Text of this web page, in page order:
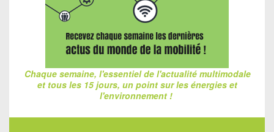
Chaque semaine, l'essentiel de l'actualité multimodale
et tous les 15 jours, un point sur les énergies et
l'environnement !